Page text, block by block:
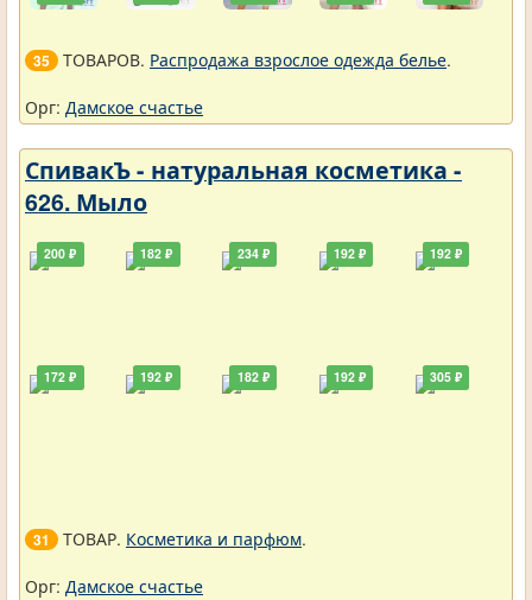
35 ТОВАРОВ. Распродажа взрослое одежда белье.
Орг: Дамское счастье
СпивакЪ - натуральная косметика -
626. Мыло
200 ₽
172 ₽
182 ₽
192 ₽
234 ₽
182 ₽
192 ₽
192 ₽
192 ₽
305 ₽
31 ТОВАР. Косметика и парфюм.
Орг: Дамское счастье